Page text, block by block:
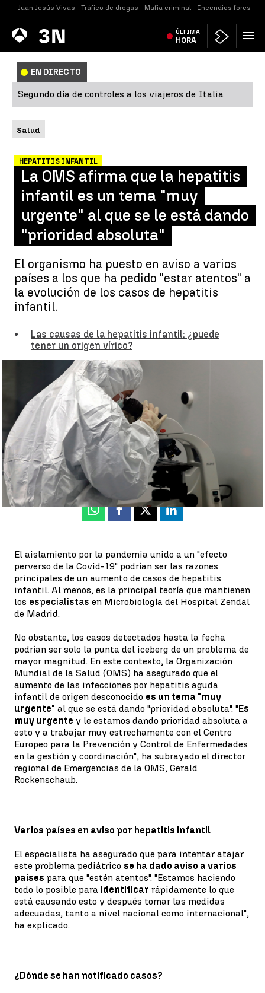
Juan Jesús Vivas Tráfico de drogas Mafia criminal Incendios
Antena
3 Noticias ÚLTIMA
HORA
EN DIRECTO
Segundo día de controles a los viajeros de Italia
Salud
HEPATITIS INFANTIL
La OMS afirma que la hepatitis
infantil es un tema "muy
urgente" al que se le está dando
"prioridad absoluta"
El organismo ha puesto en aviso a varios
países a los que ha pedido "estar atentos" a
la evolución de los casos de hepatitis
infantil.
Las causas de la hepatitis infantil: ¿puede
tener un origen vírico?
La OMS afirma que la hepatitis infantil es un tema "muy
urgente" al que se le está dando "prioridad absoluta" |
Antena 3 Noticias
Actualizado:03 de mayo de 2022, 10:50
Publicado:02 de mayo de 2022, 19:45
Whatsapp
Facebook
X Linkedin
El aislamiento por la pandemia unido a un "efecto
perverso de la Covid-19" podrían ser las razones
principales de un aumento de casos de hepatitis
infantil. Al menos, es la principal teoría que mantienen
los especialistas en Microbiología del Hospital Zendal
de Madrid.
No obstante, los casos detectados hasta la fecha
podrían ser solo la punta del iceberg de un problema de
mayor magnitud. En este contexto, la Organización
Mundial de la Salud (OMS) ha asegurado que el
aumento de las infecciones por hepatitis aguda
infantil de origen desconocido es un tema "muy
urgente" al que se está dando "prioridad absoluta". "Es
muy urgente y le estamos dando prioridad absoluta a
esto y a trabajar muy estrechamente con el Centro
Europeo para la Prevención y Control de Enfermedades
en la gestión y coordinación", ha subrayado el director
regional de Emergencias de la OMS, Gerald
Rockenschaub.
Varios países en aviso por hepatitis infantil
El especialista ha asegurado que para intentar atajar
este problema pediátrico se ha dado aviso a varios
países para que "estén atentos". "Estamos haciendo
todo lo posible para identificar rápidamente lo que
está causando esto y después tomar las medidas
adecuadas, tanto a nivel nacional como internacional",
ha explicado.
¿Dónde se han notificado casos?